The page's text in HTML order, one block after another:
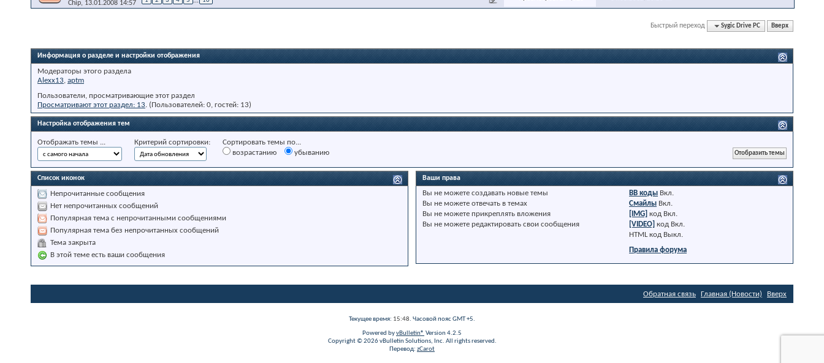
Chip, 13.01.2008 14:57
Быстрый переход Sygic Drive PC Вверх
Информация о разделе и настройки отображения
Модераторы этого раздела
Alexx13, aptm
Пользователи, просматривающие этот раздел
Просматривают этот раздел: 13. (Пользователей: 0, гостей: 13)
Настройка отображения тем
Отображать темы ... Критерий сортировки:
Сортировать темы по...
возрастанию
убыванию
Список иконок
Непрочитанные сообщения
Нет непрочитанных сообщений
Популярная тема с непрочитанными сообщениями
Популярная тема без непрочитанных сообщений
Тема закрыта
В этой теме есть ваши сообщения
Ваши права
Вы не можете создавать новые темы
Вы не можете отвечать в темах
Вы не можете прикреплять вложения
Вы не можете редактировать свои сообщения
BB коды Вкл.
Смайлы Вкл.
[IMG] код Вкл.
[VIDEO] код Вкл.
HTML код Выкл.
Правила форума
Обратная связь Главная (Новости) Вверх
Текущее время: 15:48. Часовой пояс GMT +5.
Powered byvBulletin® Version 4.2.5
Copyright © 2026 vBulletin Solutions, Inc. All rights reserved.
Перевод: zCarot